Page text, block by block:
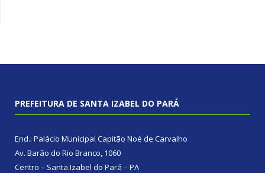
PREFEITURA DE SANTA IZABEL DO PARÁ
End.: Palácio Municipal Capitão Noé de Carvalho
Av. Barão do Rio Branco, 1060
Centro – Santa Izabel do Pará – PA